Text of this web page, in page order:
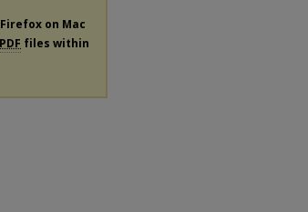
on Mac
PDF files within